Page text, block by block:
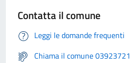
Contatta il comune
Leggi le domande frequenti
Chiama il comune 03923721